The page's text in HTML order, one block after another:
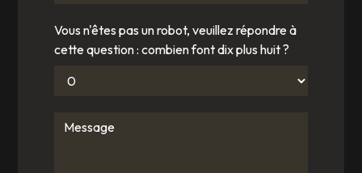
Vous n'êtes pas un robot, veuillez répondre à
cette question : combien font dix plus huit ?